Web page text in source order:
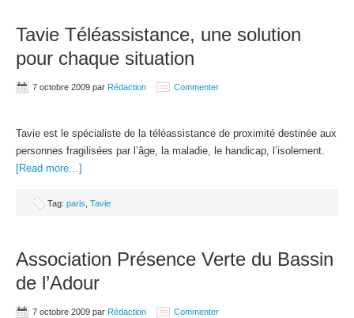
Tavie Téléassistance, une solution
pour chaque situation
7 octobre 2009 par Rédaction Commenter
Tavie est le spécialiste de la téléassistance de proximité destinée aux
personnes fragilisées par l’âge, la maladie, le handicap, l’isolement.
[Read more…]
Tag: paris Tavie
Association Présence Verte du Bassin
de l’Adour
7 octobre 2009 par Rédaction Commenter